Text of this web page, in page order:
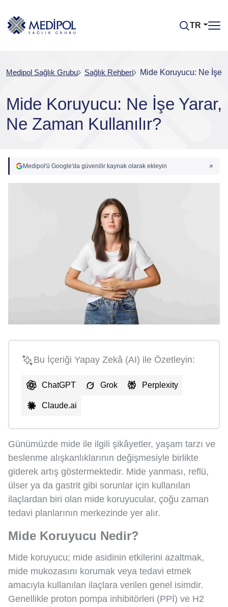
TR
Medipol Sağlık Grubu Sağlık Rehberi Mide Koruyucu: Ne İşe
Mide Koruyucu: Ne İşe Yarar,
Ne Zaman Kullanılır?
Medipol'ü Google'da güvenilir kaynak olarak ekleyin
Bu İçeriği Yapay Zekâ (AI) ile Özetleyin:
ChatGPT Grok Perplexity
Claude.ai
Günümüzde mide ile ilgili şikâyetler, yaşam tarzı ve
beslenme alışkanlıklarının değişmesiyle birlikte
giderek artış göstermektedir. Mide yanması, reflü,
ülser ya da gastrit gibi sorunlar için kullanılan
ilaçlardan biri olan mide koruyucular, çoğu zaman
tedavi planlarının merkezinde yer alır.
Mide Koruyucu Nedir?
Mide koruyucu; mide asidinin etkilerini azaltmak,
mide mukozasını korumak veya tedavi etmek
amacıyla kullanılan ilaçlara verilen genel isimdir.
Genellikle proton pompa inhibitörleri (PPİ) ve H2